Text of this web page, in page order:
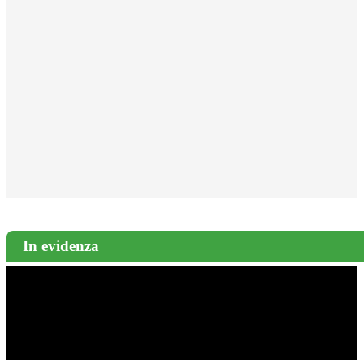
In evidenza